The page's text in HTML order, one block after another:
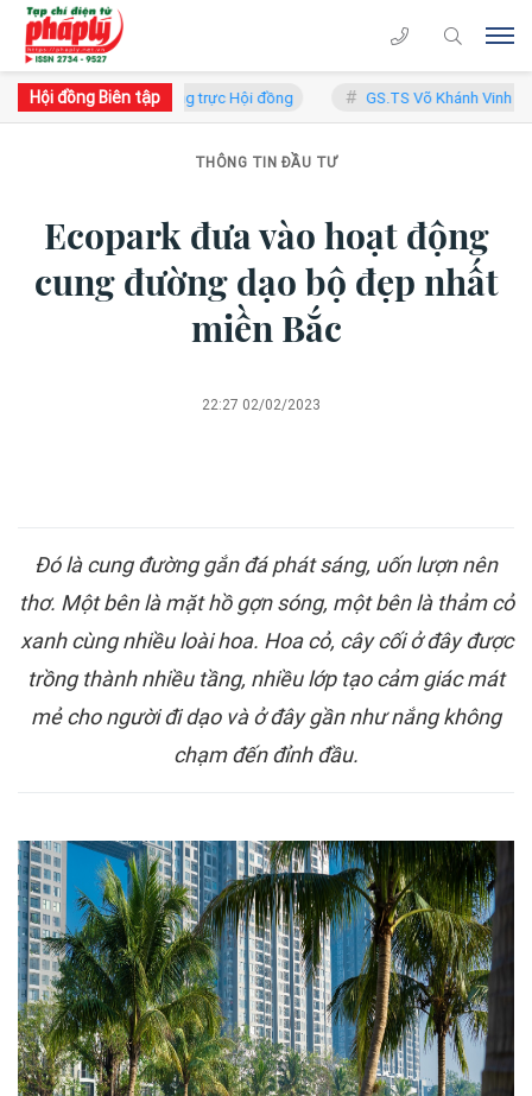
Hội đồng Biên tập
trực Hội đồng GS.TS Võ Khánh Vinh - Ủy viên Hội đồng
THÔNG TIN ĐẦU TƯ
Ecopark đưa vào hoạt động
cung đường dạo bộ đẹp nhất
miền Bắc
22:27 02/02/2023
Đó là cung đường gắn đá phát sáng, uốn lượn nên
thơ. Một bên là mặt hồ gợn sóng, một bên là thảm cỏ
xanh cùng nhiều loài hoa. Hoa cỏ, cây cối ở đây được
trồng thành nhiều tầng, nhiều lớp tạo cảm giác mát
mẻ cho người đi dạo và ở đây gần như nắng không
chạm đến đỉnh đầu.